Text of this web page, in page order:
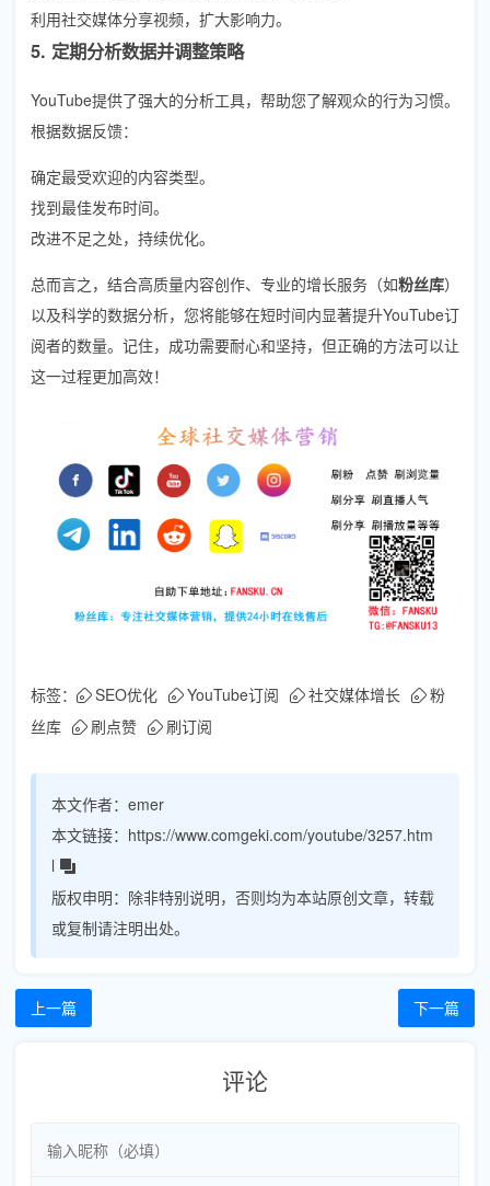
利用社交媒体分享视频，扩大影响力。
5. 定期分析数据并调整策略
YouTube提供了强大的分析工具，帮助您了解观众的行为习惯。
根据数据反馈：
确定最受欢迎的内容类型。
找到最佳发布时间。
改进不足之处，持续优化。
总而言之，结合高质量内容创作、专业的增长服务（如粉丝库）
以及科学的数据分析，您将能够在短时间内显著提升YouTube订
阅者的数量。记住，成功需要耐心和坚持，但正确的方法可以让
这一过程更加高效！
标签： SEO优化 YouTube订阅 社交媒体增长
粉
丝库
刷点赞 刷订阅
本文作者： emer
本文链接： https://www.comgeki.com/youtube/3257.htm
l
版权申明： 除非特别说明，否则均为本站原创文章，转载
或复制请注明出处。
上一篇 下一篇
评论